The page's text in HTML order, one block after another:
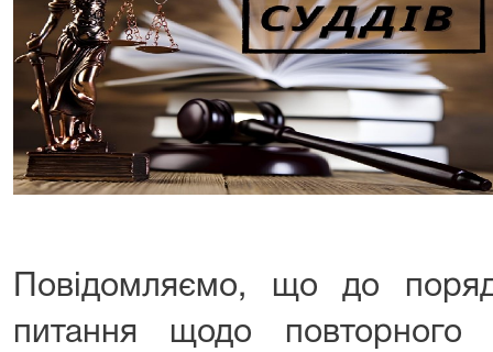
Повідомляємо, що до
питання щодо